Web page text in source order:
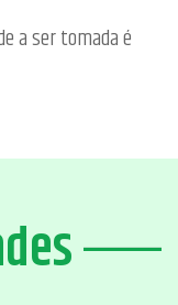
a ser tomada é